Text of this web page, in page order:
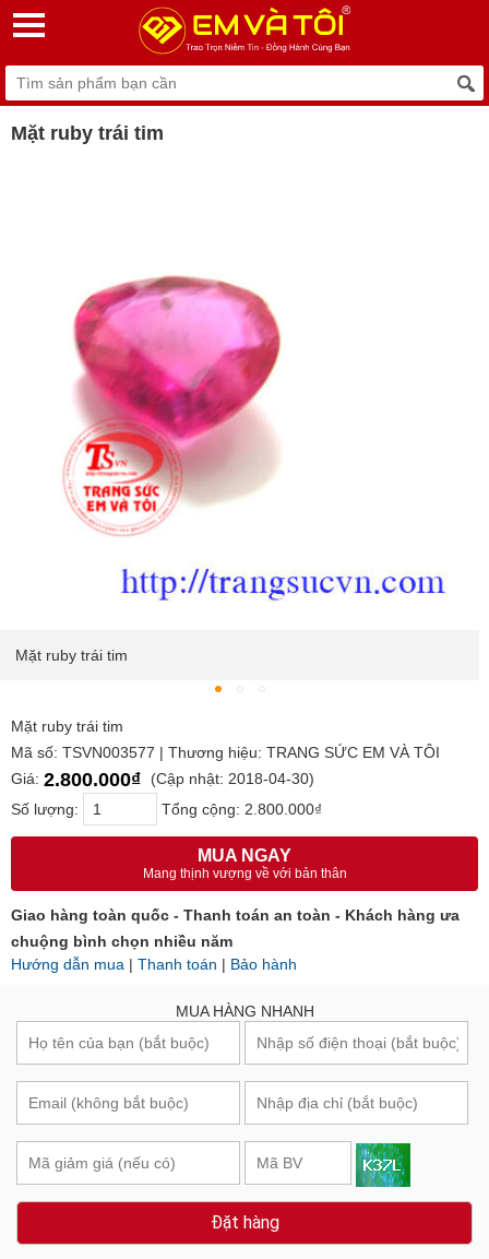
Mặt ruby trái tim
Mặt ruby trái tim
Mặt ruby trái tim
Mã số: TSVN003577 | Thương hiệu: TRANG SỨC EM VÀ TÔI
Giá: 2.800.000₫
(Cập nhật: 2018-04-30)
Số lượng:
Tổng cộng: 2.800.000₫
MUA NGAY
Mang thịnh vượng về với bản thân
Giao hàng toàn quốc - Thanh toán an toàn - Khách hàng ưa
chuộng bình chọn nhiều năm
Hướng dẫn mua | Thanh toán | Bảo hành
MUA HÀNG NHANH
Đặt hàng